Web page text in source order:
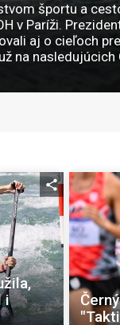
športu a
v Paríži.
aj o cieľoch
na nasledujúcich
i